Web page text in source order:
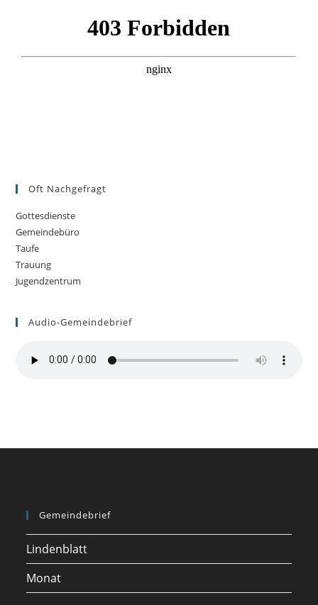
Oft Nachgefragt
Gottesdienste
Gemeindebüro
Taufe
Trauung
Jugendzentrum
Audio-Gemeindebrief
Gemeindebrief
Lindenblatt
Monat